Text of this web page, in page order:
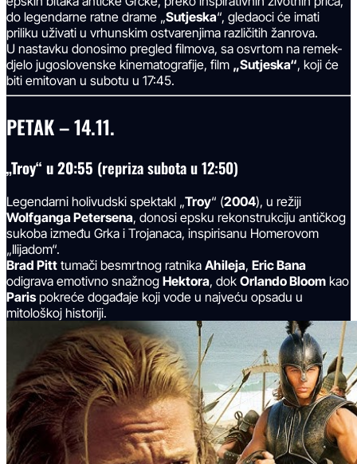
do legendarne ratne drame „Sutjeska“, gledaoci će imati
priliku uživati u vrhunskim ostvarenjima različitih žanrova.
U nastavku donosimo pregled filmova, sa osvrtom na remek-
djelo jugoslovenske kinematografije, film „Sutjeska“, koji će
biti emitovan u subotu u 17:45.
PETAK – 14.11.
„Troy“ u 20:55 (repriza subota u 12:50)
Legendarni holivudski spektakl „Troy“ (2004), u režiji
Wolfganga Petersena, donosi epsku rekonstrukciju antičkog
sukoba između Grka i Trojanaca, inspirisanu Homerovom
„Ilijadom“.
Brad Pitt tumači besmrtnog ratnika Ahileja, Eric Bana
odigrava emotivno snažnog Hektora, dok Orlando Bloom kao
Parispokreće događaje koji vode u najveću opsadu u
mitološkoj historiji.